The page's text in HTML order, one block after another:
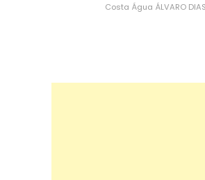
Costa Água ÁLVARO DIAS